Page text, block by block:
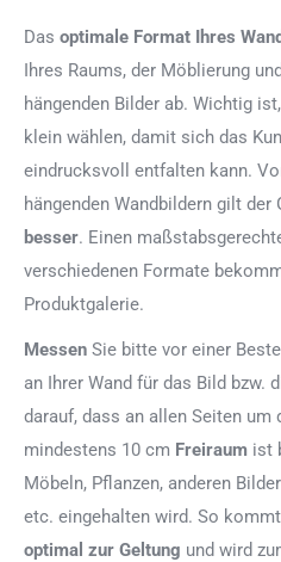
Das optimale Format Ihres
Ihres Raums, der Möblierung
hängenden Bilder ab. Wichtig
klein wählen, damit sich das
eindrucksvoll entfalten kann.
hängenden Wandbildern gilt der
besser. Einen
verschiedenen Formate
Produktgalerie.
Messen Sie bitte vor einer
an Ihrer Wand für das Bild bzw.
darauf, dass an allen Seiten um
mindestens 10 cm Freiraum ist
Möbeln, Pflanzen, anderen
etc. eingehalten wird. So
optimal zur Geltung und wird